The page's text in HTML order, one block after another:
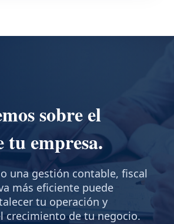
sobre el
empresa.
una gestión contable, fiscal
más eficiente puede
tu operación y
crecimiento de tu negocio.